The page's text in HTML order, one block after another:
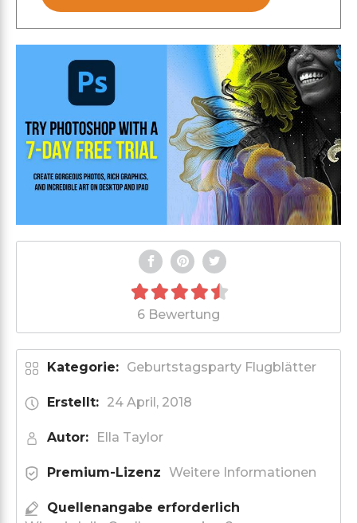
6 Bewertung
Kategorie: Geburtstagsparty Flugblätter
Erstellt: 24 April, 2018
Autor: Ella Taylor
Premium-Lizenz Weitere Informationen
Quellenangabe erforderlich